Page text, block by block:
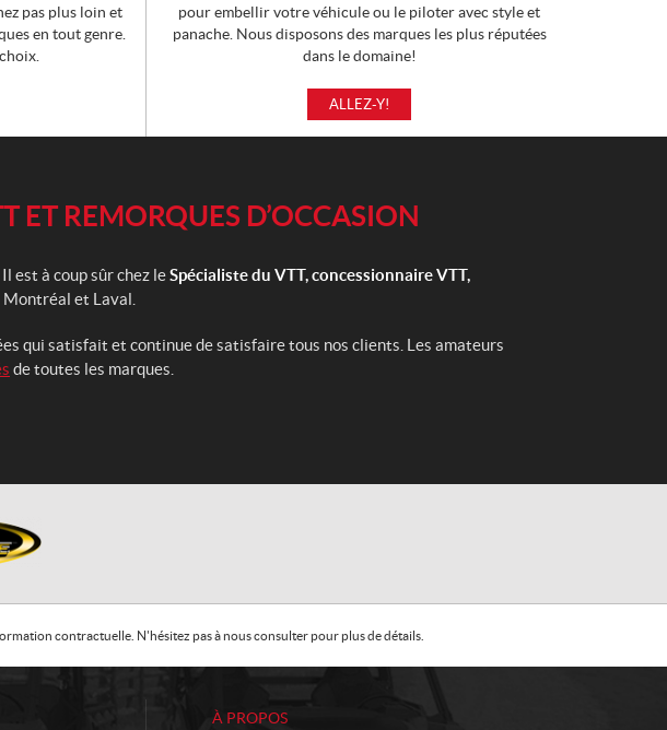
pas plus loin et
en tout genre.
pour embellir votre véhicule ou le piloter avec style et
panache. Nous disposons des marques les plus réputées
dans le domaine!
ALLEZ-Y!
ET REMORQUES D’OCCASION
est à coup sûr chez leSpécialiste du VTT, concessionnaire VTT,
et Laval.
qui satisfait et continue de satisfaire tous nos clients. Les amateurs
de toutes les marques.
contractuelle. N'hésitez pas à nous consulter pour plus de détails.
À PROPOS